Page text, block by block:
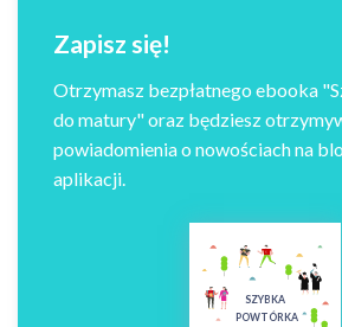
Zapisz się!
Otrzymasz bezpłatnego ebooka
do matury" oraz będziesz
powiadomienia o nowościach na
aplikacji.
SZYBKA
POWTÓRKA